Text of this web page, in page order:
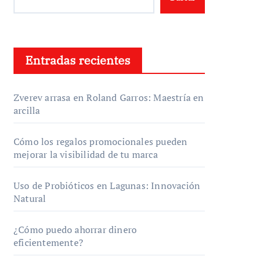
Entradas recientes
Zverev arrasa en Roland Garros: Maestría en
arcilla
Cómo los regalos promocionales pueden
mejorar la visibilidad de tu marca
Uso de Probióticos en Lagunas: Innovación
Natural
¿Cómo puedo ahorrar dinero
eficientemente?